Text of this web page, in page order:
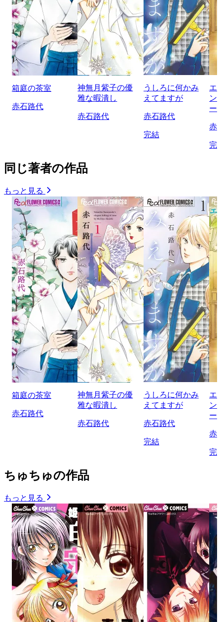
箱庭の茶室
赤石路代
神無月紫子の優
雅な暇潰し
赤石路代
うしろに何かみ
えてますが
赤石路代
完結
エ
ン
ー
赤
完
同じ著者の作品
もっと見る
箱庭の茶室
赤石路代
神無月紫子の優
雅な暇潰し
赤石路代
うしろに何かみ
えてますが
赤石路代
完結
エ
ン
ー
赤
完
ちゅちゅの作品
もっと見る